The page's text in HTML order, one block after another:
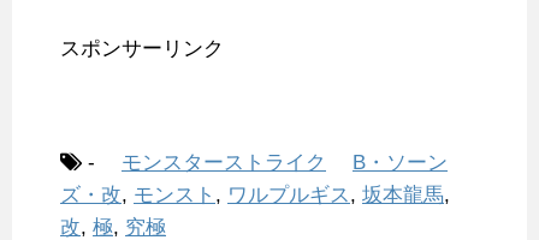
スポンサーリンク
- モンスターストライク
B・ソーン
ズ・改, モンスト , ワルプルギス, 坂本龍馬,
改, 極, 究極